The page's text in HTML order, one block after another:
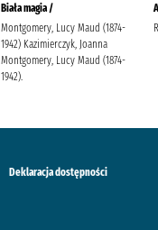
Biała magia /
Montgomery, Lucy Maud (1874-
1942) Kazimierczyk, Joanna
Montgomery, Lucy Maud (1874-
1942).
Deklaracja dostępności